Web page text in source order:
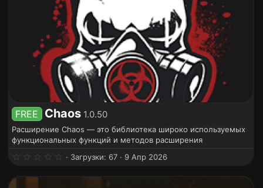
FREE Chaos 1.0.50
Расширение Chaos — это библиотека широко используемых
функциональных функций и методов расширения
0 Загрузки 67 9 Апр 2026